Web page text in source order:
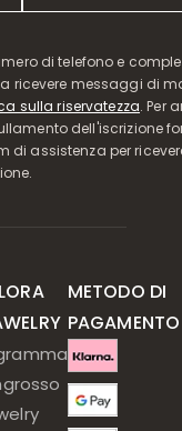
di telefono e
ricevere messaggi di
sulla riservatezza. Per
dell'iscrizione
di assistenza per
METODO DI
PAGAMENTO